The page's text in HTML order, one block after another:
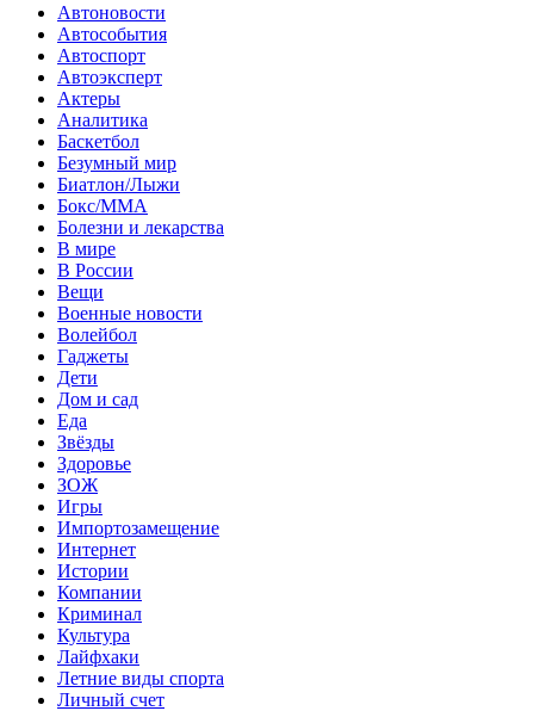
Автоновости
Автособытия
Автоспорт
Автоэксперт
Актеры
Аналитика
Баскетбол
Безумный мир
Биатлон/Лыжи
Бокс/MMA
Болезни и лекарства
В мире
В России
Вещи
Военные новости
Волейбол
Гаджеты
Дети
Дом и сад
Еда
Звёзды
Здоровье
ЗОЖ
Игры
Импортозамещение
Интернет
Истории
Компании
Криминал
Культура
Лайфхаки
Летние виды спорта
Личный счет